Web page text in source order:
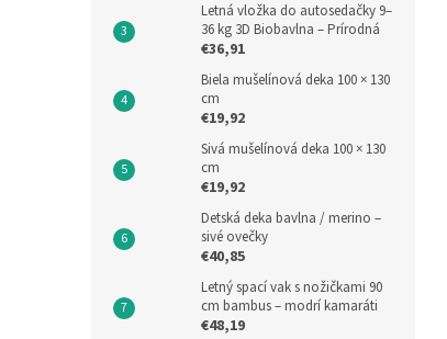
Letná vložka do autosedačky 9–
36 kg 3D Biobavlna – Prírodná
€36,91
Biela mušelínová deka 100 × 130
cm
€19,92
Sivá mušelínová deka 100 × 130
cm
€19,92
Detská deka bavlna / merino –
sivé ovečky
€40,85
Letný spací vak s nožičkami 90
cm bambus – modrí kamaráti
€48,19